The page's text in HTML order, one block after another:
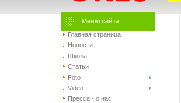
Меню сайта
Главная страница
Новости
Школа
Статьи
Foto
Video
Пресса - о нас